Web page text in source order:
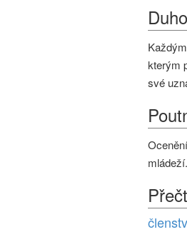
kterým
své